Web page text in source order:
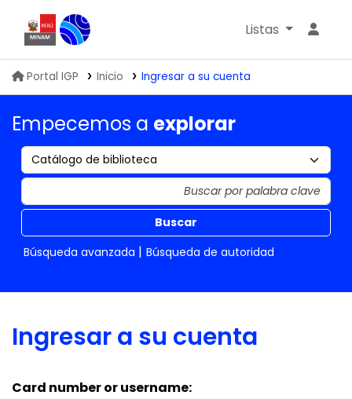
Biblioteca IGP
Listas
Portal IGP Inicio Ingresar a su cuenta
Empecemos a explorar
Buscar
Búsqueda avanzada
Búsqueda de autoridad
Ingresar a su cuenta
Card number or username: